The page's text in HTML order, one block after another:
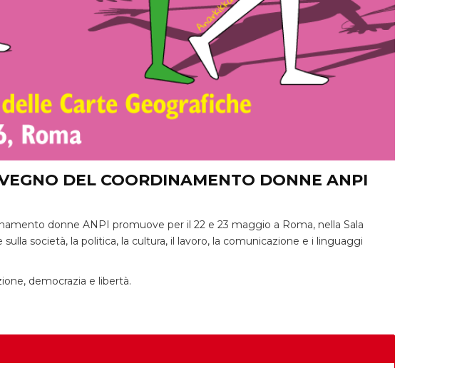
DEL COORDINAMENTO DONNE ANPI
donne ANPI promuove per il 22 e 23 maggio a Roma, nella Sala
società, la politica, la cultura, il lavoro, la comunicazione e i linguaggi
democrazia e libertà.